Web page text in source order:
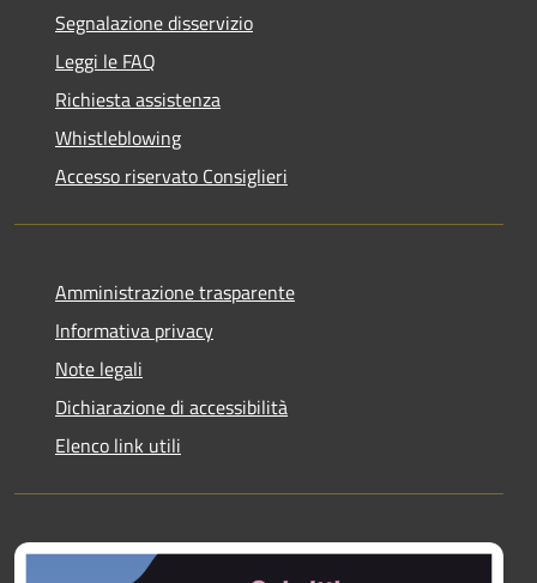
Segnalazione disservizio
Leggi le FAQ
Richiesta assistenza
Whistleblowing
Accesso riservato Consiglieri
Amministrazione trasparente
Informativa privacy
Note legali
Dichiarazione di accessibilità
Elenco link utili